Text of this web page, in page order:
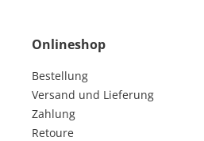
Onlineshop
Bestellung
Versand und Lieferung
Zahlung
Retoure